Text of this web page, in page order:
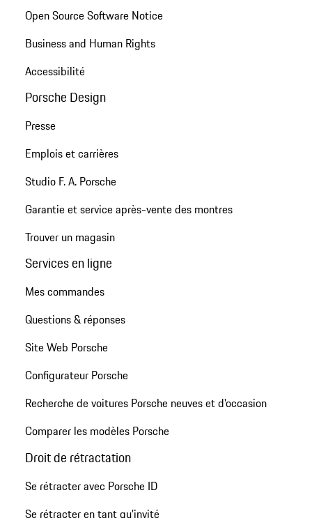
Open Source Software Notice
Business and Human Rights
Accessibilité
Porsche Design
Presse
Emplois et carrières
Studio F. A. Porsche
Garantie et service après-vente des montres
Trouver un magasin
Services en ligne
Mes commandes
Questions & réponses
Site Web Porsche
Configurateur Porsche
Recherche de voitures Porsche neuves et d'occasion
Comparer les modèles Porsche
Droit de rétractation
Se rétracter avec Porsche ID
Se rétracter en tant qu’invité